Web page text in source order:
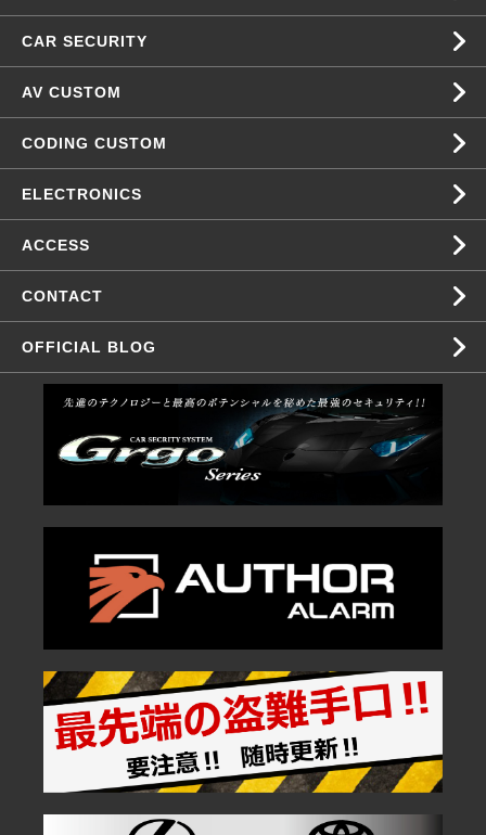
CAR SECURITY
AV CUSTOM
CODING CUSTOM
ELECTRONICS
ACCESS
CONTACT
OFFICIAL BLOG